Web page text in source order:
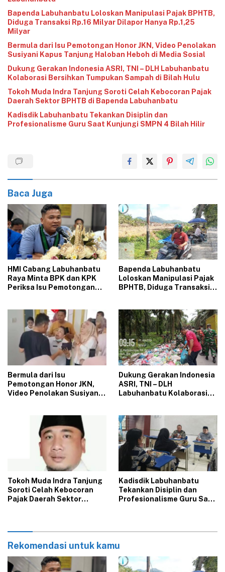
‎Bapenda Labuhanbatu Loloskan Manipulasi Pajak BPHTB,
Diduga Transaksi Rp.16 Milyar Dilapor Hanya Rp.1,25
Milyar
‎Bermula dari Isu Pemotongan Honor JKN, Video Penolakan
Susiyani Kapus Tanjung Haloban Heboh di Media Sosial‎‎‎‎
‎Dukung Gerakan Indonesia ASRI, TNI – DLH Labuhanbatu
Kolaborasi Bersihkan Tumpukan Sampah di Bilah Hulu
‎Tokoh Muda Indra Tanjung Soroti Celah Kebocoran Pajak
Daerah Sektor BPHTB di Bapenda Labuhanbatu
‎Kadisdik Labuhanbatu Tekankan Disiplin dan
Profesionalisme Guru Saat Kunjungi SMPN 4 Bilah Hilir
Baca Juga
‎HMI Cabang Labuhanbatu
Raya Minta BPK dan KPK
Periksa Isu Pemotongan
‎Bapenda Labuhanbatu
Loloskan Manipulasi Pajak
BPHTB, Diduga Transaksi
‎Bermula dari Isu
Pemotongan Honor JKN,
Video Penolakan Susiyani
‎Dukung Gerakan Indonesia
ASRI, TNI – DLH
Labuhanbatu Kolaborasi
‎Tokoh Muda Indra Tanjung
Soroti Celah Kebocoran
Pajak Daerah Sektor
‎Kadisdik Labuhanbatu
Tekankan Disiplin dan
Profesionalisme Guru Saat
Rekomendasi untuk kamu